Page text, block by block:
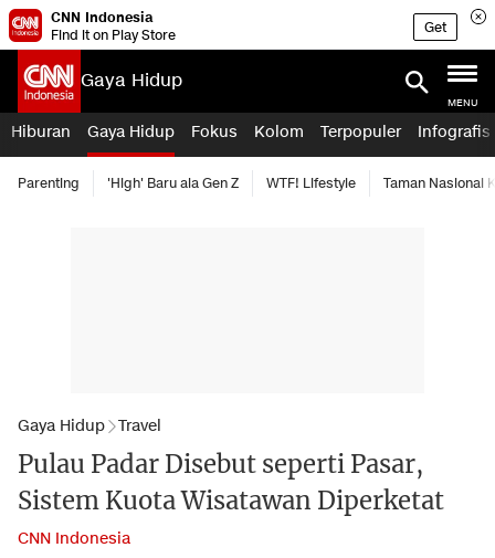
CNN Indonesia
Find it on Play Store
Get
Gaya Hidup
MENU
Hiburan Gaya Hidup Fokus Kolom Terpopuler Infografis
Parenting 'High' Baru ala Gen Z WTF! Lifestyle Taman Nasional
Gaya Hidup Travel
Pulau Padar Disebut seperti Pasar,
Sistem Kuota Wisatawan Diperketat
CNN Indonesia